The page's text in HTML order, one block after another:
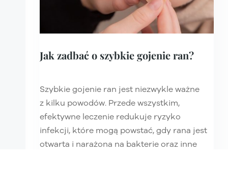
Jak zadbać o szybkie gojenie ran?
Szybkie gojenie ran jest niezwykle ważne
z kilku powodów. Przede wszystkim,
efektywne leczenie redukuje ryzyko
infekcji, które mogą powstać, gdy rana jest
otwarta i narażona na bakterie oraz inne